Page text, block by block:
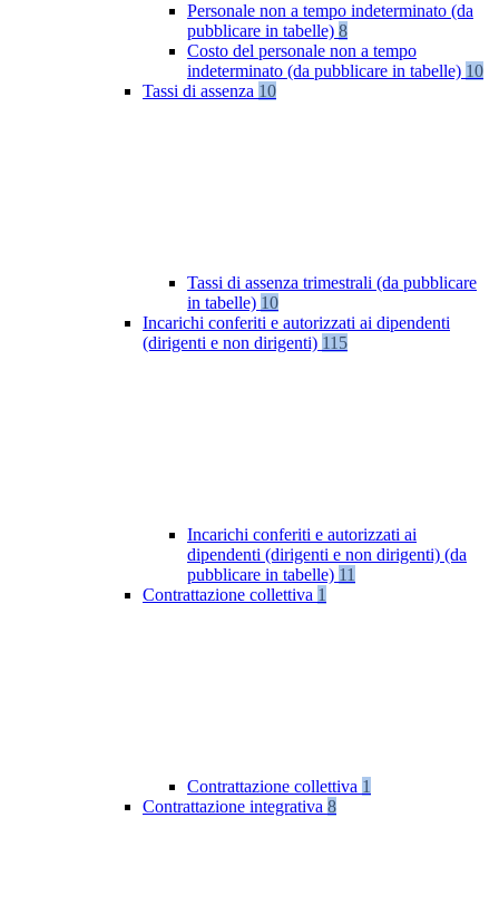
Personale non a tempo indeterminato (da
pubblicare in tabelle) 8
Costo del personale non a tempo
indeterminato (da pubblicare in tabelle) 10
Tassi di assenza 10
Tassi di assenza trimestrali (da pubblicare
in tabelle) 10
Incarichi conferiti e autorizzati ai dipendenti
(dirigenti e non dirigenti) 115
Incarichi conferiti e autorizzati ai
dipendenti (dirigenti e non dirigenti) (da
pubblicare in tabelle) 11
Contrattazione collettiva 1
Contrattazione collettiva 1
Contrattazione integrativa 8